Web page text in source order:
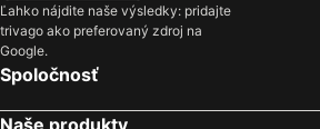
Villa Andrea
Hotel Villa Marija
Bluesun Mala Berulia
Family Resort Urania
Hotel
Ľahko nájdite naše výsledky: pridajte
trivago ako preferovaný zdroj na
Google.
Spoločnosť
Naše produkty